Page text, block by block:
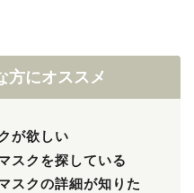
方にオススメ
が欲しい
スクを探している
スクの詳細が知りた